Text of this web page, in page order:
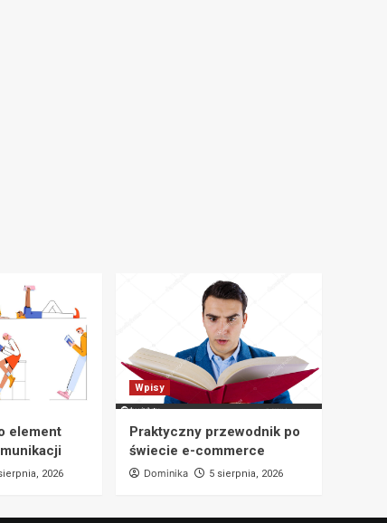
element
2026
Wpisy
Praktyczny przewodnik po
świecie e-commerce
Dominika 5 sierpnia, 2026